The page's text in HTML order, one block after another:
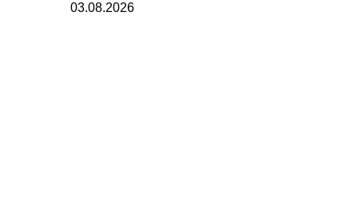
03.08.2026